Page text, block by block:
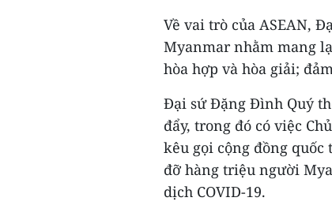
Về vai trò của ASEAN,
Myanmar nhằm mang
hòa hợp và hòa giải;
Đại sứ Đặng Đình Quý
đẩy, trong đó có việc
kêu gọi cộng đồng quốc
đỡ hàng triệu người
dịch COVID-19.